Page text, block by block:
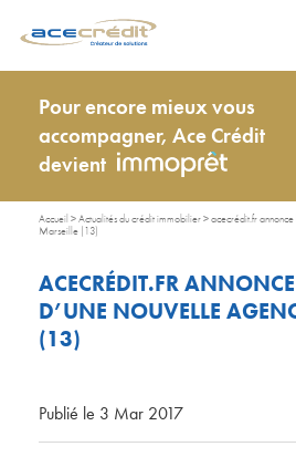
Pour encore mieux vous
accompagner, Ace Crédit
devient
Accueil >Actualités du crédit immobilier>acecrédit.fr annonce
Marseille (13)
ACECRÉDIT.FR
D’UNE NOUVELLE
(13)
Publié le 3 Mar 2017